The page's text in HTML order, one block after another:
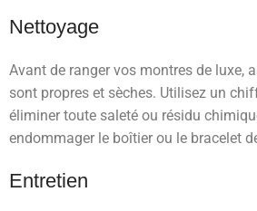
Nettoyage
Avant de ranger vos montres de luxe,
sont propres et sèches. Utilisez un
éliminer toute saleté ou résidu
endommager le boîtier ou le bracelet
Entretien